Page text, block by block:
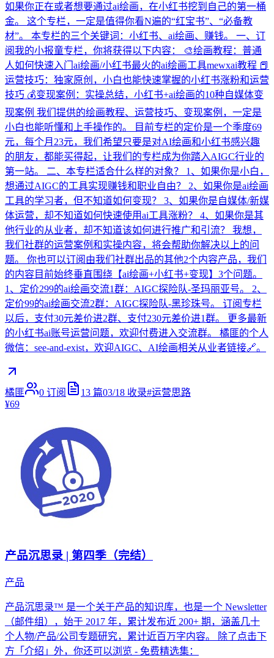
如果你正在或者想要通过ai绘画，在小红书挖到自己的第一桶
金。 这个专栏，一定是值得你看N遍的“红宝书”、“必备教
材”。 本专栏的三个关键词：小红书、ai绘画、赚钱。 一、订
阅我的小报童专栏，你将获得以下内容： 🎨绘画教程：普通
人如何快速入门ai绘画/小红书最火的ai绘画工具mewxai教程 📕
运营技巧：独家原创，小白也能快速掌握的小红书涨粉和运营
技巧 💰变现案例：实操总结，小红书+ai绘画的10种自媒体变
现案例 我们提供的绘画教程、运营技巧、变现案例，一定是
小白也能听懂和上手操作的。 目前专栏的定价是一个季度69
元，每个月23元，我们希望只要是对AI绘画和小红书感兴趣
的朋友，都能买得起，让我们的专栏成为你踏入AIGC行业的
第一站。 二、本专栏适合什么样的对象？ 1、如果你是小白，
想通过AIGC的工具实现赚钱和职业自由？ 2、如果你是ai绘画
工具的学习者，但不知道如何变现？ 3、如果你是自媒体/新媒
体运营，却不知道如何快速使用ai工具涨粉？ 4、如果你是其
他行业的从业者，却不知道该如何进行推广和引流？ 我想，
我们社群的运营案例和实操内容，将会帮助你解决以上的问
题。 你也可以订阅由我们社群出品的其他2个内容产品，我们
的内容目前始终垂直围绕【ai绘画+小红书+变现】3个问题。
1、定价299的ai绘画交流1群：AIGC探险队-圣玛丽亚号。 2、
定价99的ai绘画交流2群：AIGC探险队-黑珍珠号。 订阅专栏
以后，支付30元差价进2群、支付230元差价进1群。 更多最新
的小红书ai账号运营问题，欢迎付费进入交流群。 橘匪的个人
微信：see-and-exist，欢迎AIGC、AI绘画相关从业者链接🔗。
橘匪 0 订阅 13 篇03/18 收录#运营思路
¥69
产品沉思录 | 第四季（完结）
产品
产品沉思录™ 是一个关于产品的知识库，也是一个 Newsletter
（邮件组），始于 2017 年，累计发布近 200+ 期，涵盖几十
个人物/产品/公司专题研究，累计近百万字内容。 除了点击下
方「介绍」外，你还可以浏览 - 免费精选集：